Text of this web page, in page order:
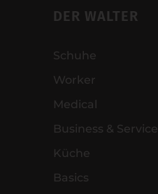
DER WALTER
Schuhe
Worker
Medical
Business & Service
Küche
Basics